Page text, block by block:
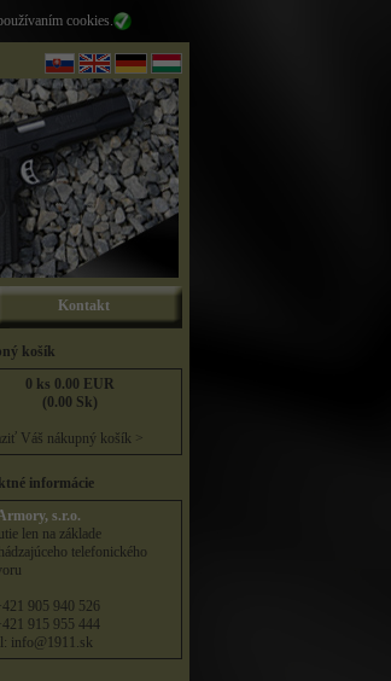
cookies.
Kontakt
košík
0 ks 0.00 EUR
(0.00 Sk)
Váš nákupný košík >
informácie
s.r.o.
len na základe
telefonického
905 940 526
915 955 444
info@1911.sk